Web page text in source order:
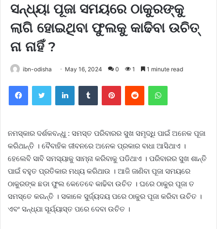
ସନ୍ଧ୍ୟା ପୂଜା ସମୟରେ ଠାକୁରଙ୍କୁ
ଲାଗି ହୋଇଥିବା ଫୁଲକୁ କାଢିବା ଉଚିତ୍
ନା ନାହିଁ ?
ibn-odisha May 16, 2024 0 1 1 minute read
FacebookTwitter LinkedInTumblr PinterestReddit WhatsApp
ନମସ୍କାର ଦର୍ଶକବନ୍ଧୁ : ସମସ୍ତ ପରିବାରର ସୁଖ ସମୃଦ୍ଧି ପାଇଁ ଅନେକ ପୂଜା
କରିଥାନ୍ତି । ବୈବାହିକ ଜୀବନରେ ଅନେକ ପ୍ରକାର ବାଧା ଆସିଥାଏ ।
ହେଲେବି ସାବି ସମସ୍ୟାକୁ ସାମ୍ନା କରିବାକୁ ପଡିଥାଏ । ପରିବାରର ସୁଖ ଶାନ୍ତି
ପାଇଁ ବହୁତ ପ୍ରତିକାର ମଧ୍ୟ କରିଥାଉ । ଆଜି ଜାଣିବା ପୂଜା ସମୟରେ
ଠାକୁରଙ୍କ ଛଡା ଫୁଲ କେତେବେ କାଢିବା ଉଚିତ । ଘରେ ଠାକୁର ପୂଜା ତ
ସମସ୍ତେ କରନ୍ତି । ସକାଳେ ସୁର୍ଜ୍ୟଦୟ ପରେ ଠାକୁର ପୂଜା କରିବା ଉଚିତ ।
ଏବଂ ସନ୍ଧ୍ଯା ସୂର୍ଯ୍ୟାସ୍ତ ପରେ ଦେବା ଉଚିତ ।